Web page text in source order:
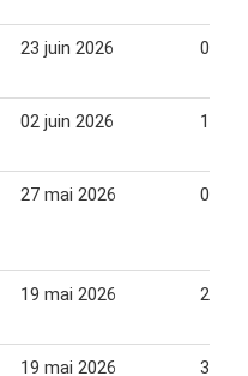
23 juin 2026 05
02 juin 2026 14
27 mai 2026 07
19 mai 2026 25
19 mai 2026 31